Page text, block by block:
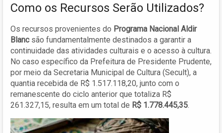
Como os Recursos Serão Utilizados?
Os recursos provenientes do Programa Nacional Aldir
Blancsão fundamentalmente destinados a garantir a
continuidade das atividades culturais e o acesso à cultura.
No caso específico da Prefeitura de Presidente Prudente,
por meio da Secretaria Municipal de Cultura (Secult), a
quantia recebida de R$ 1.517.118,20, junto com o
remanescente do ciclo anterior que totaliza R$
261.327,15, resulta em um total de R$ 1.778.445,35.